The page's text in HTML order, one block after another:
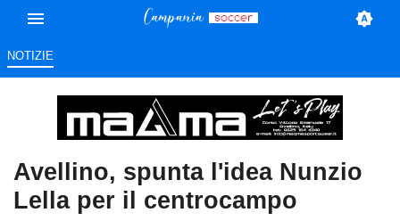
NOTIZIE
Avellino, spunta l'idea Nunzio
Lella per il centrocampo